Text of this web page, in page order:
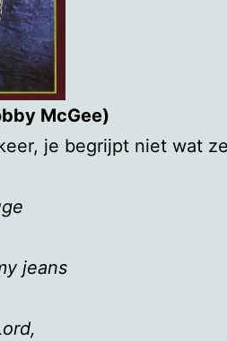
McGee)
je begrijpt niet wat
jeans